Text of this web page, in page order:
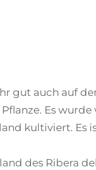
gut auch auf
Es wurde
kultiviert. Es
des Ribera